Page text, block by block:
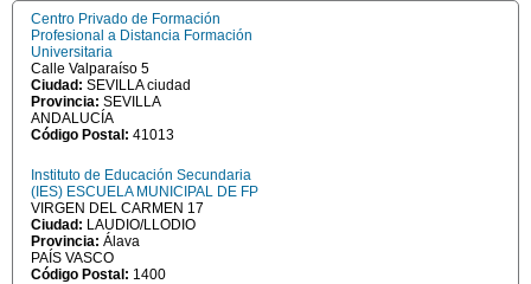
Centro Privado de Formación
Profesional a Distancia Formación
Universitaria
Calle Valparaíso 5
Ciudad: SEVILLA ciudad
Provincia: SEVILLA
ANDALUCÍA
Código Postal: 41013
Instituto de Educación Secundaria
(IES) ESCUELA MUNICIPAL DE FP
VIRGEN DEL CARMEN 17
Ciudad: LAUDIO/LLODIO
Provincia: Álava
PAÍS VASCO
Código Postal: 1400